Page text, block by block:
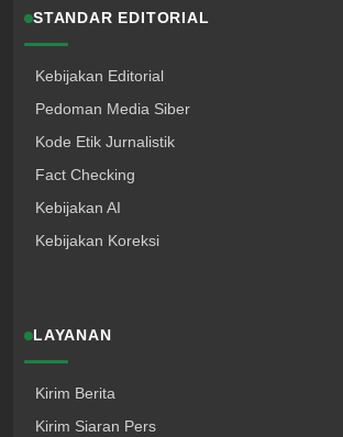
STANDAR EDITORIAL
Kebijakan Editorial
Pedoman Media Siber
Kode Etik Jurnalistik
Fact Checking
Kebijakan AI
Kebijakan Koreksi
LAYANAN
Kirim Berita
Kirim Siaran Pers